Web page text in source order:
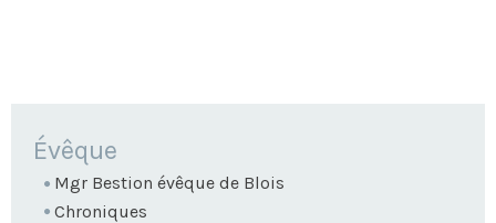
NAVIGATION
Évêque
Mgr Bestion évêque de Blois
Chroniques